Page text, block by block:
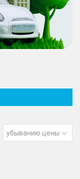
убыванию цены